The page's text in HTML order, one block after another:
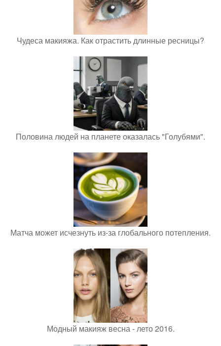
Чудеса макияжа. Как отрастить длинные ресницы?
Половина людей на планете оказалась "Голубями".
Матча может исчезнуть из-за глобального потепления.
Модный макияж весна - лето 2016.